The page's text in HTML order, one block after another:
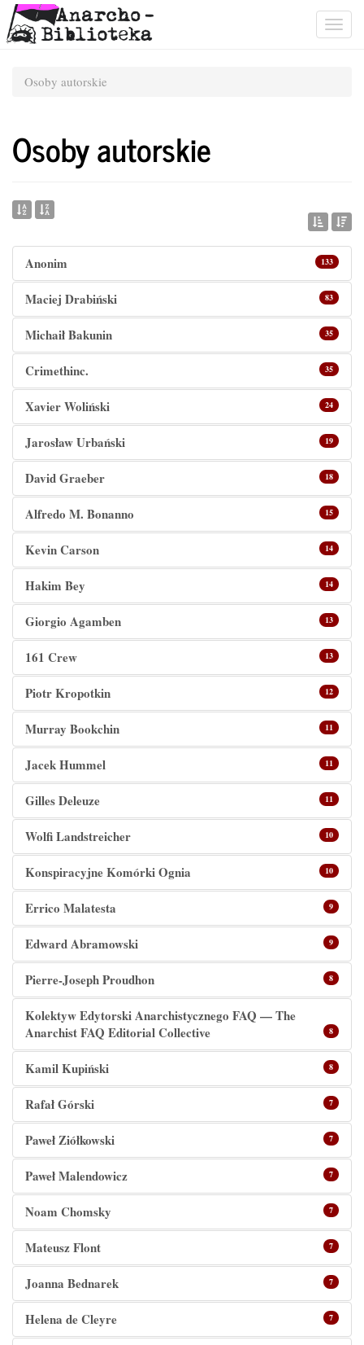
Osoby autorskie
Osoby autorskie
Anonim 133
Maciej Drabiński 83
Michaił Bakunin 35
Crimethinc. 35
Xavier Woliński 24
Jarosław Urbański 19
David Graeber 18
Alfredo M. Bonanno 15
Kevin Carson 14
Hakim Bey 14
Giorgio Agamben 13
161 Crew 13
Piotr Kropotkin 12
Murray Bookchin 11
Jacek Hummel 11
Gilles Deleuze 11
Wolfi Landstreicher 10
Konspiracyjne Komórki Ognia 10
Errico Malatesta 9
Edward Abramowski 9
Pierre-Joseph Proudhon 8
Kolektyw Edytorski Anarchistycznego FAQ — The
Anarchist FAQ Editorial Collective
8
Kamil Kupiński 8
Rafał Górski 7
Paweł Ziółkowski 7
Paweł Malendowicz 7
Noam Chomsky 7
Mateusz Flont 7
Joanna Bednarek 7
Helena de Cleyre 7